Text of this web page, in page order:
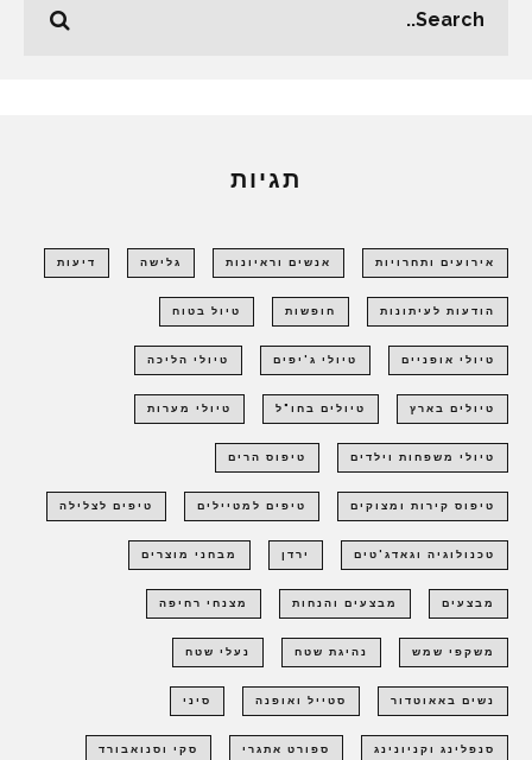
תגיות
אירועים ותחרויות אנשים וראיונות גלישה דיעות
הודעות לעיתונות חופשות טיול בטוח
טיולי אופניים טיולי ג'יפים טיולי הליכה
טיולים בארץ טיולים בחו"ל טיולי מערות
טיולי משפחות וילדים טיפוס הרים
טיפוס קירות ומצוקים טיפים למטיילים טיפים לצלילה
טכנולוגיה וגאדג'טים ירדן מבחני מוצרים
מבצעים מבצעים והנחות מצנחי רחיפה
משקפי שמש נהיגת שטח נעלי שטח
נשים באאוטדור סטייל ואופנה סיני
סנפלינג וקניונינג ספורט אתגרי סקי וסנואבורד